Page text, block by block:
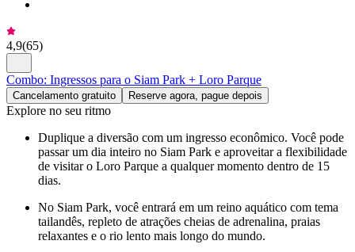
4,9(65)
Combo: Ingressos para o Siam Park + Loro Parque
Cancelamento gratuito Reserve agora, pague depois
Explore no seu ritmo
Duplique a diversão com um ingresso econômico. Você pode
passar um dia inteiro no Siam Park e aproveitar a flexibilidade
de visitar o Loro Parque a qualquer momento dentro de 15
dias.
No Siam Park, você entrará em um reino aquático com tema
tailandês, repleto de atrações cheias de adrenalina, praias
relaxantes e o rio lento mais longo do mundo.